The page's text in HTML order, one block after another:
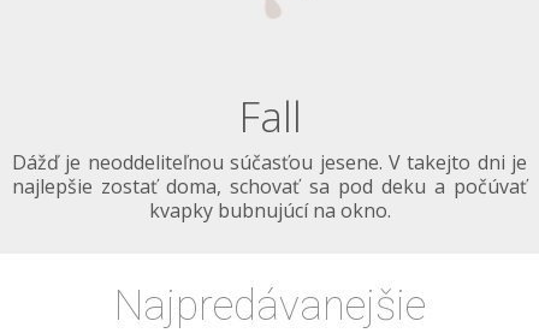
Fall
Dážď je neoddeliteľnou súčasťou jesene. V takejto dni je
najlepšie zostať doma, schovať sa pod deku a počúvať
kvapky bubnujúcí na okno.
Najpredávanejšie